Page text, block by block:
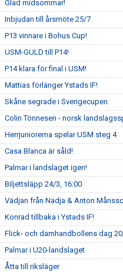
Glad midsommar!
Inbjudan till årsmöte 25/7
P13 vinnare i Bohus Cup!
USM-GULD till P14!
P14 klara för final i USM!
Mattias förlänger Ystads IF!
Skåne segrade i Sverigecupen.
Colin Tönnesen - norsk
Herrjuniorerna spelar USM steg 4
Casa Blanca är såld!
Palmar i landslaget igen!
Biljettsläpp 24/3, 16:00
Vädjan från Nadja & Anton
Konrad tillbaka i Ystads IF!
Flick- och damhandbollens dag
Palmar i U20-landslaget
Åtta till riksläger